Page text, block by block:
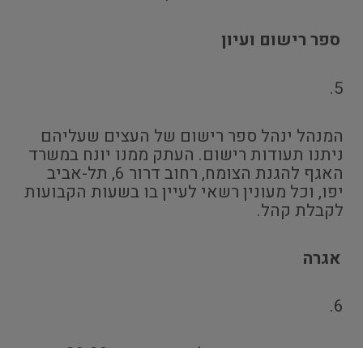
ספר רישום ועיון
5.
המנהל ינהל ספר רישום של העצים שעליהם
ניתנו תעודות רישום. העתק ממנו יונח במשרד
האגף להגנת הצומח, רחוב דרור 6, תל-אביב
יפו, וכל מעונין רשאי לעיין בו בשעות הקבועות
לקבלת קהל.
אגרה
6.